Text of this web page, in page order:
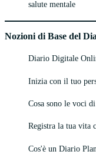
salute mentale
Nozioni di Base del
Diario Digitale
Inizia con il tuo
Cosa sono le voci
Registra la tua vita
Cos'è un Diario